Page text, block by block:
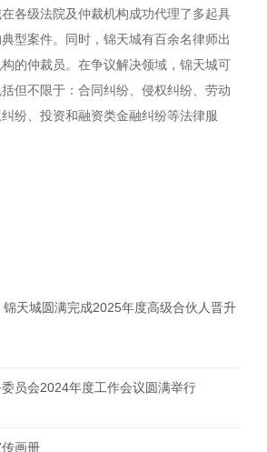
各级法院及仲裁机构成功代理了多起具
型案件。同时，锦天城有百余名律师出
的仲裁员。在争议解决领域，锦天城可
但不限于：合同纠纷、侵权纠纷、劳动
纷、投资和融资类金融纠纷等法律服
天城圆满完成2025年度高级合伙人晋升
员会2024年度工作会议圆满举行
画册